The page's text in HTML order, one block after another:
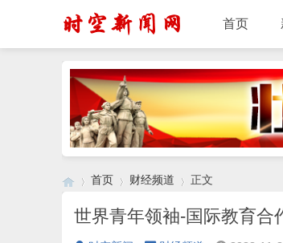
首页
首页 财经频道 正文
世界青年领袖-国际教育合